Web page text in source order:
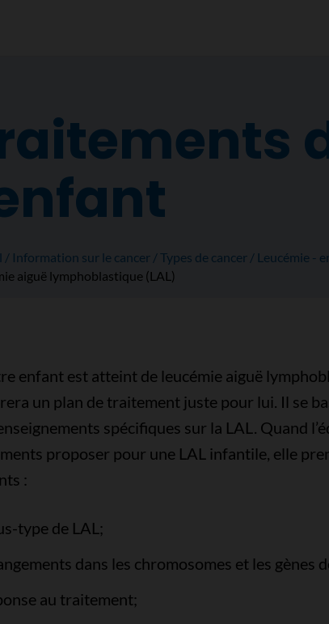
Information sur le cancer Types de cancer Leucémie -
aiguë lymphoblastique (LAL)
enfant est atteint de leucémie aiguë
un plan de traitement juste pour lui. Il se
spécifiques sur la LAL. Quand
proposer pour une LAL infantile, elle
:
type de LAL;
dans les chromosomes et les gènes
au traitement;